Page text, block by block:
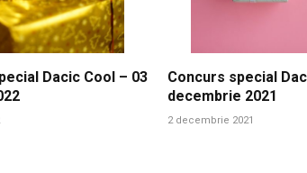
Dacic Cool – 03
Concurs special
decembrie 2021
2 decembrie 2021